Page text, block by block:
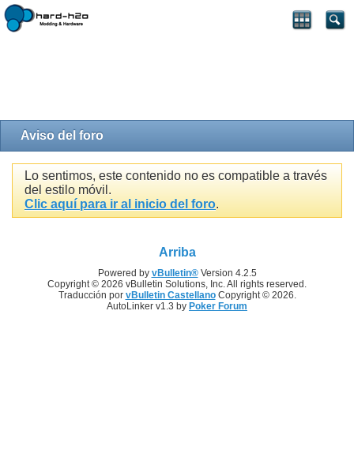
Aviso del foro
Lo sentimos, este contenido no es compatible a través
del estilo móvil.
Clic aquí para ir al inicio del foro.
Arriba
Powered by vBulletin®Version 4.2.5
Copyright © 2026 vBulletin Solutions, Inc. All rights reserved.
Traducción por vBulletin CastellanoCopyright © 2026.
AutoLinker v1.3 by Poker Forum